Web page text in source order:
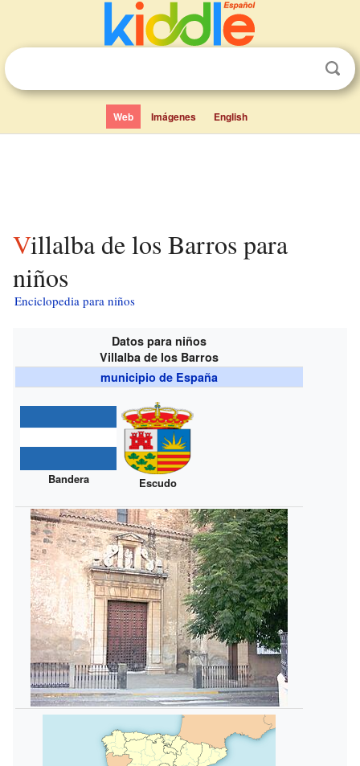
Web Imágenes English
Villalba de los Barros para
niños
Enciclopedia para niños
Datos para niños
Villalba de los Barros
municipio de España
Bandera Escudo